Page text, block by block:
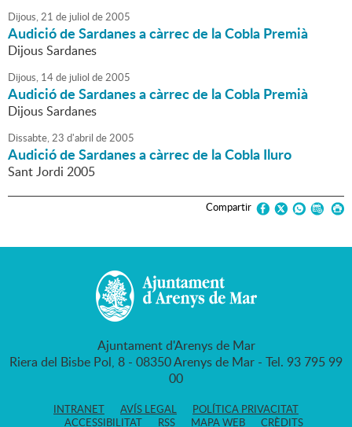
Dijous,21 de juliol de2005
Audició de Sardanes a càrrec de la Cobla Premià
Dijous Sardanes
Dijous, 14de juliol de2005
Audició de Sardanes a càrrec de la Cobla Premià
Dijous Sardanes
Dissabte,23 d'abril de2005
Audició de Sardanes a càrrec de la Cobla Iluro
Sant Jordi 2005
Compartir
Ajuntament d'Arenys de Mar
Riera del Bisbe Pol, 8 - 08350 Arenys de Mar - Tel. 93 795 99
00
INTRANET AVÍS LEGAL
POLÍTICA PRIVACITAT
ACCESSIBILITAT
RSS MAPA WEB CRÈDITS